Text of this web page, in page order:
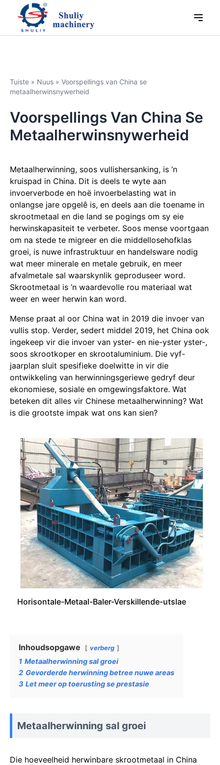
Tuiste » Nuus » Voorspellings van China se
metaalherwinsnywerheid
Voorspellings Van China Se
Metaalherwinsnywerheid
Metaalherwinning, soos vullishersanking, is ’n
kruispad in China. Dit is deels te wyte aan
invoerverbode en hoë invoerbelasting wat in
onlangse jare opgelê is, en deels aan die toename in
skrootmetaal en die land se pogings om sy eie
herwinskapasiteit te verbeter. Soos mense voortgaan
om na stede te migreer en die middellosehofklas
groei, is nuwe infrastruktuur en handelsware nodig
wat meer minerale en metale gebruik, en meer
afvalmetale sal waarskynlik geproduseer word.
Skrootmetaal is ’n waardevolle rou materiaal wat
weer en weer herwin kan word.
Mense praat al oor China wat in 2019 die invoer van
vullis stop. Verder, sedert middel 2019, het China ook
ingekeep vir die invoer van yster- en nie-yster yster-,
soos skrootkoper en skrootaluminium. Die vyf-
jaarplan sluit spesifieke doelwitte in vir die
ontwikkeling van herwinningsgeriewe gedryf deur
ekonomiese, sosiale en omgewingsfaktore. Wat
beteken dit alles vir Chinese metaalherwinning? Wat
is die grootste impak wat ons kan sien?
Horisontale-Metaal-Baler-Verskillende-utslae
Inhoudsopgawe verberg
1 Metaalherwinning sal groei
2 Gevorderde herwinning betree nuwe areas
3 Let meer op toerusting se prestasie
Metaalherwinning sal groei
Die hoeveelheid herwinbare skrootmetaal in China